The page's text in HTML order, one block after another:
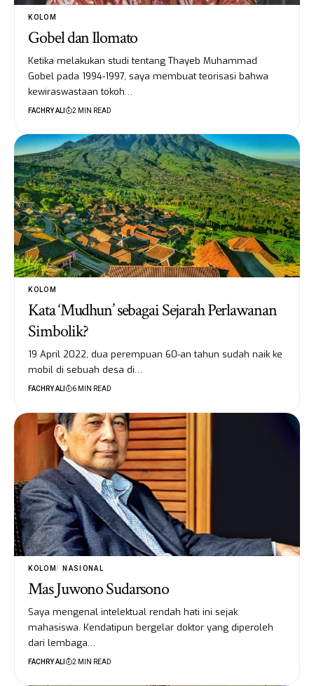
KOLOM
Gobel dan Ilomato
Ketika melakukan studi tentang Thayeb Muhammad
Gobel pada 1994-1997, saya membuat teorisasi bahwa
kewiraswastaan tokoh…
FACHRY ALI 2 MIN READ
KOLOM
Kata ‘Mudhun’ sebagai Sejarah Perlawanan
Simbolik?
19 April 2022, dua perempuan 60-an tahun sudah naik ke
mobil di sebuah desa di…
FACHRY ALI 6 MIN READ
KOLOM NASIONAL
Mas Juwono Sudarsono
Saya mengenal intelektual rendah hati ini sejak
mahasiswa. Kendatipun bergelar doktor yang diperoleh
dari lembaga…
FACHRY ALI 2 MIN READ